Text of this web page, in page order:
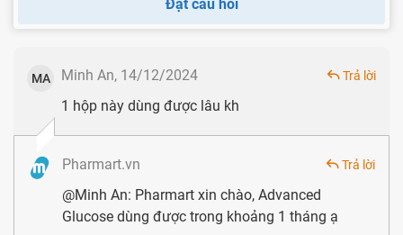
Một số lưu ý bạn cần biết khi sử dụng Advanced Glucose:
thuốc và không có tác dụng thay thế thuốc
chữa bệnh.
Sản phẩm không sử dụng cho phụ nữ có thai
và cho con bú.
Trường hợp người bệnh đang sử dụng thuốc
điều trị khác cần có tư vẫn của dược sĩ hoặc
Đặt câu hỏi
MA Minh An, 14/12/2024 Trả lời
1 hộp này dùng được lâu kh
Pharmart.vn Trả lời
@Minh An: Pharmart xin chào, Advanced
Glucose dùng được trong khoảng 1 tháng ạ